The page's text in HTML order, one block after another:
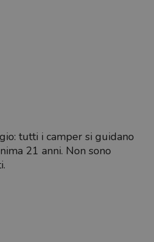
tutti i camper si guidano
21 anni. Non sono